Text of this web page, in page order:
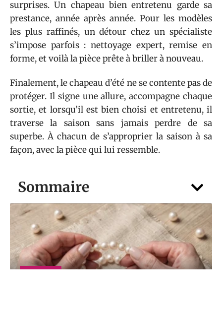
Sommaire
SHOPPING
surprises. Un chapeau bien entretenu garde sa
prestance, année après année. Pour les modèles
les plus raffinés, un détour chez un spécialiste
s’impose parfois : nettoyage expert, remise en
forme, et voilà la pièce prête à briller à nouveau.
Finalement, le chapeau d’été ne se contente pas de
protéger. Il signe une allure, accompagne chaque
sortie, et lorsqu’il est bien choisi et entretenu, il
traverse la saison sans jamais perdre de sa
superbe. À chacun de s’approprier la saison à sa
façon, avec la pièce qui lui ressemble.